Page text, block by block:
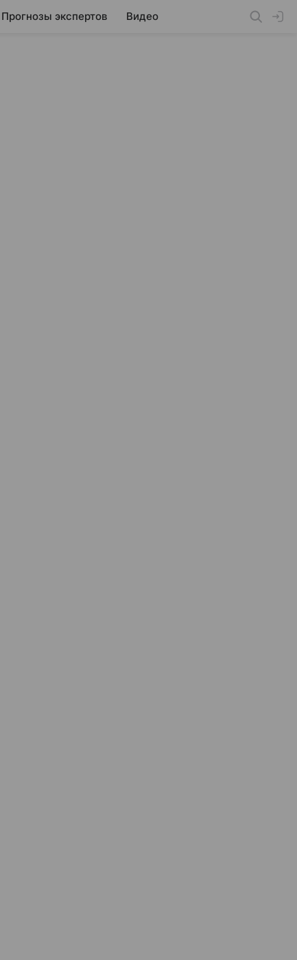
Прогнозы экспертов Видео